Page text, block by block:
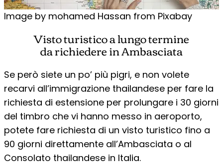
Image by mohamed Hassan from Pixabay
Visto turistico a lungo termine
da richiedere in Ambasciata
Se però siete un po’ più pigri, e non volete
recarvi all’immigrazione thailandese per fare la
richiesta di estensione per prolungare i 30 giorni
del timbro che vi hanno messo in aeroporto,
potete fare richiesta di un visto turistico fino a
90 giorni direttamente all’Ambasciata o al
Consolato thailandese in Italia.